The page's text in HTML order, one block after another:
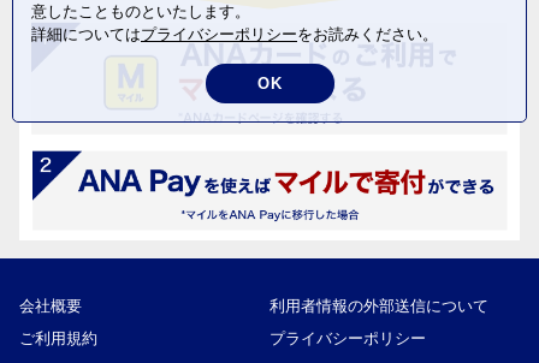
会社概要
利用者情報の外部送信について
ご利用規約
プライバシーポリシー
意したことものといたします。
詳細についてはプライバシーポリシーをお読みください。
OK